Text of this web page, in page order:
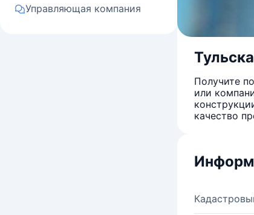
Управляющая компания
Получите
или
качество